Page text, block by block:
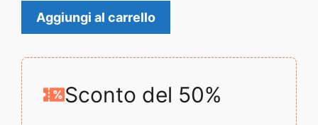
Tappeto
Nain
quantità
Aggiungi al carrello
Sconto del 50%